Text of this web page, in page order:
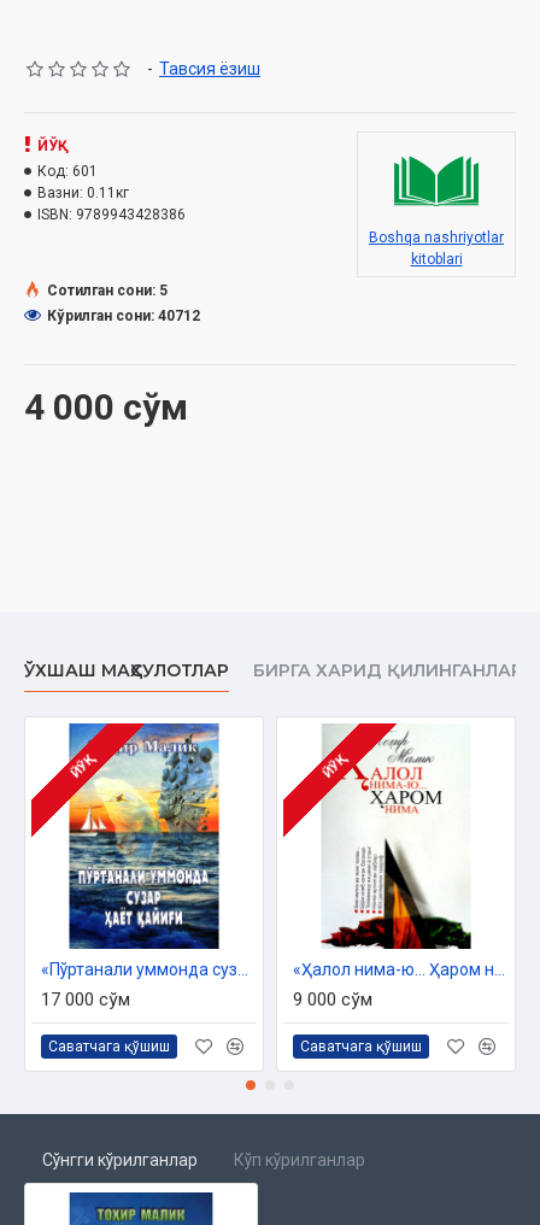
Ҳажми:120 бет
Ўлчами:
Муқоваси :Юмшоқ
- Тавсия ёзиш
4 000 сўм
ЙЎҚ
Код: 601
Вазни: 0.11кг
ISBN: 9789943428386
Boshqa nashriyotlar
kitoblari
Сотилган сони: 5
Кўрилган сони: 40712
ЎХШАШ МАҲСУЛОТЛАР БИРГА ХАРИД ҚИЛИНГАНЛАР
ЙЎҚ
17 000 сўм
Саватчага қўшиш
ЙЎҚ
9 000 сўм
Саватчага қўшиш
Сўнгги кўрилганлар Кўп кўрилганлар